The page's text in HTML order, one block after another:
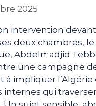
2025
intervention
deux chambres,
Abdelmadjid
une campagne
à impliquer l’Algérie
internes qui
Un sujet sensible,